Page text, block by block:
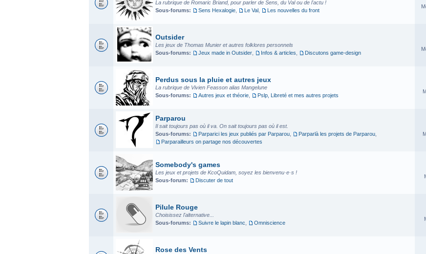
La rubrique de Romaric Briand, pour parler de Sens, du Val ou de l'actu !
Sous-forums:
Sens Hexalogie Le Val Les nouvelles du front
Outsider
Les jeux de Thomas Munier et autres folklores personnels
Sous-forums:
Jeux made in Outsider Infos & articles Discutons game-design
Perdus sous la pluie et autres jeux
La rubrique de Vivien Feasson alias Mangelune
Sous-forums:
Autres jeux et théorie Pslp, Libreté et mes autres projets
Parparou
Il sait toujours pas où il va. On sait toujours pas où il est.
Sous-forums:
Parparici les jeux publiés par Parparou Parparlà les projets de Parparou
Parparailleurs on partage nos découvertes
Somebody's games
Les jeux et projets de KcoQuidam, soyez les bienvenu·e·s !
Sous-forum:
Discuter de tout
Pilule Rouge
Choisissez l'alternative...
Sous-forums:
Suivre le lapin blanc Omniscience
Rose des Vents